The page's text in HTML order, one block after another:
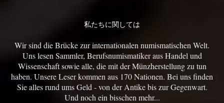
私たちに関しては
Wir sind die Brücke zur internationalen numismatischen Welt.
Uns lesen Sammler, Berufsnumismatiker aus Handel und
Wissenschaft sowie alle, die mit der Münzherstellung zu tun
haben. Unsere Leser kommen aus 170 Nationen. Bei uns finden
Sie alles rund ums Geld - von der Antike bis zur Gegenwart.
Und noch ein bisschen mehr...